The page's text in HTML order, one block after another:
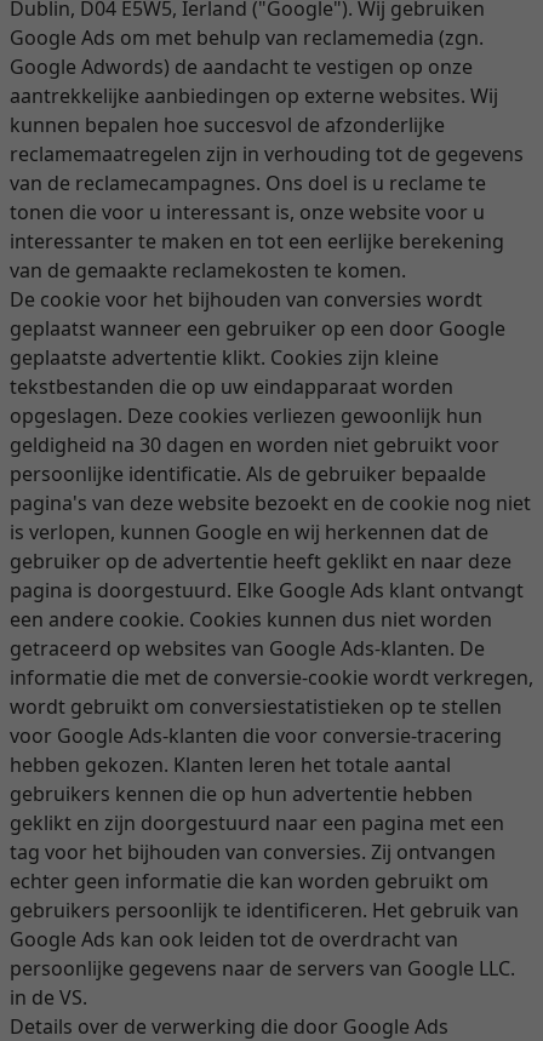
Dublin, D04 E5W5, Ierland ("Google"). Wij gebruiken
Google Ads om met behulp van reclamemedia (zgn.
Google Adwords) de aandacht te vestigen op onze
aantrekkelijke aanbiedingen op externe websites. Wij
kunnen bepalen hoe succesvol de afzonderlijke
reclamemaatregelen zijn in verhouding tot de gegevens
van de reclamecampagnes. Ons doel is u reclame te
tonen die voor u interessant is, onze website voor u
interessanter te maken en tot een eerlijke berekening
van de gemaakte reclamekosten te komen.
De cookie voor het bijhouden van conversies wordt
geplaatst wanneer een gebruiker op een door Google
geplaatste advertentie klikt. Cookies zijn kleine
tekstbestanden die op uw eindapparaat worden
opgeslagen. Deze cookies verliezen gewoonlijk hun
geldigheid na 30 dagen en worden niet gebruikt voor
persoonlijke identificatie. Als de gebruiker bepaalde
pagina's van deze website bezoekt en de cookie nog niet
is verlopen, kunnen Google en wij herkennen dat de
gebruiker op de advertentie heeft geklikt en naar deze
pagina is doorgestuurd. Elke Google Ads klant ontvangt
een andere cookie. Cookies kunnen dus niet worden
getraceerd op websites van Google Ads-klanten. De
informatie die met de conversie-cookie wordt verkregen,
wordt gebruikt om conversiestatistieken op te stellen
voor Google Ads-klanten die voor conversie-tracering
hebben gekozen. Klanten leren het totale aantal
gebruikers kennen die op hun advertentie hebben
geklikt en zijn doorgestuurd naar een pagina met een
tag voor het bijhouden van conversies. Zij ontvangen
echter geen informatie die kan worden gebruikt om
gebruikers persoonlijk te identificeren. Het gebruik van
Google Ads kan ook leiden tot de overdracht van
persoonlijke gegevens naar de servers van Google LLC.
in de VS.
Details over de verwerking die door Google Ads